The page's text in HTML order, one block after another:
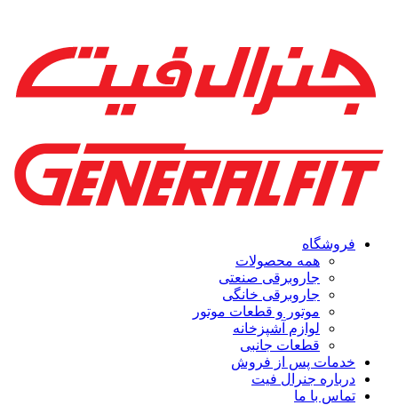
فروشگاه
همه محصولات
جاروبرقی صنعتی
جاروبرقی خانگی
موتور و قطعات موتور
لوازم آشپزخانه
قطعات جانبی
خدمات پس از فروش
درباره جنرال فیت
تماس با ما